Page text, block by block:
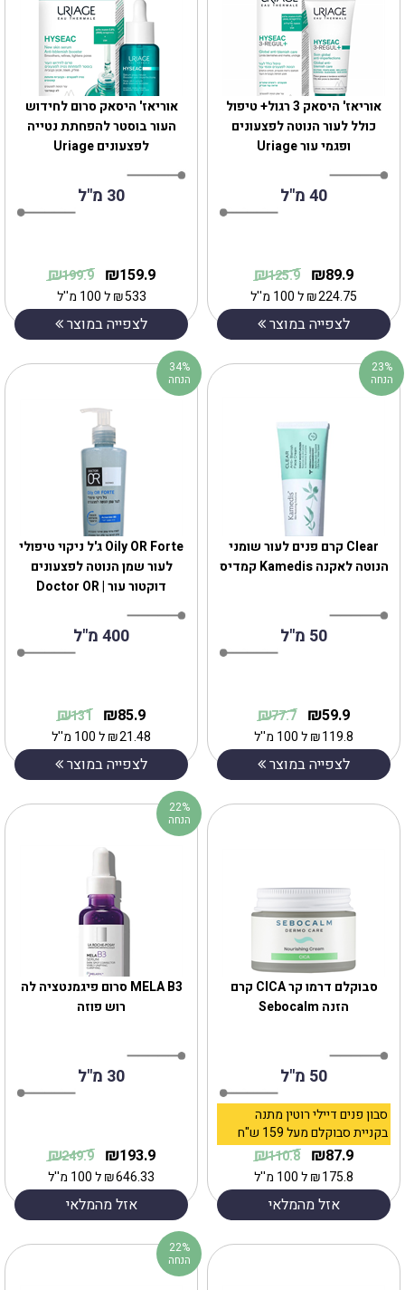
אוריאז' היסאק סרום לחידוש
העור בוסטר להפחתת נטייה
לפצעונים Uriage
30 מ"ל
159.9
₪
199.9
₪
533
₪ל 100 מ''ל
לצפייה במוצר
אוריאז' היסאק 3 רגול+ טיפול
כולל לעור הנוטה לפצעונים
ופגמי עור Uriage
40 מ"ל
89.9
₪
125.9
₪
224.75
₪ל 100 מ''ל
לצפייה במוצר
Oily OR Forte ג'ל ניקוי טיפולי
לעור שמן הנוטה לפצעונים
דוקטור עור | Doctor OR
400 מ"ל
85.9
₪
131
₪
21.48
₪ל 100 מ''ל
לצפייה במוצר
34%
הנחה
Clear קרם פנים לעור שומני
הנוטה לאקנה Kamedis קמדיס
50 מ"ל
59.9
₪
77.7
₪
119.8
₪ל 100 מ''ל
לצפייה במוצר
23%
הנחה
MELA B3 סרום פיגמנטציה לה
רוש פוזה
30 מ"ל
193.9
₪
249.9
₪
646.33
₪ל 100 מ''ל
אזל מהמלאי
22%
הנחה
‎סבוקלם דרמו קר CICA קרם
הזנה Sebocalm
50 מ"ל
סבון פנים דיילי רוטין מתנה
בקניית סבוקלם מעל 159 ש"ח
87.9
₪
110.8
₪
175.8
₪ל 100 מ''ל
אזל מהמלאי
22%
הנחה